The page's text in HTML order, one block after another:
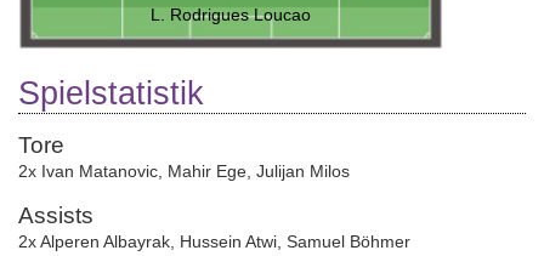
L. Rodrigues Loucao
Spielstatistik
Tore
2x Ivan Matanovic Mahir Ege Julijan Milos
Assists
2x Alperen Albayrak Hussein Atwi Samuel Böhmer